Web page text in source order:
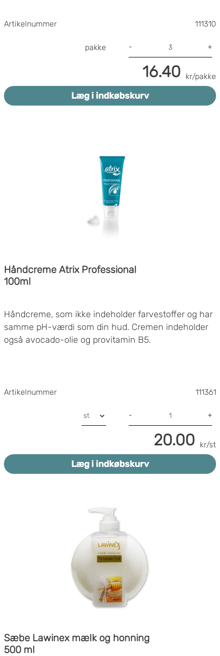
Artikelnummer 111310
pakke - +
16.40 kr/pakke
Læg i indkøbskurv
Håndcreme Atrix Professional
100ml
Håndcreme, som ikke indeholder farvestoffer og har
samme pH-værdi som din hud. Cremen indeholder
også avocado-olie og provitamin B5.
Artikelnummer 111361
- +
20.00 kr/st
Læg i indkøbskurv
Sæbe Lawinex mælk og honning
500 ml